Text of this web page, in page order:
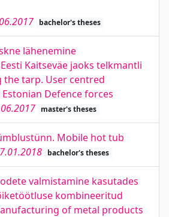
bachelor's theses
lähenemine
Kaitseväe jaoks telkmantli
the tarp. User centred
Defence forces
master's theses
Mobile hot tub
bachelor's theses
valmistamine kasutades
kombineeritud
of metal products